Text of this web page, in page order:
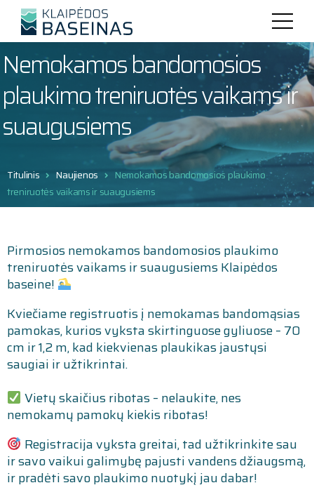
Nemokamos bandomosios
plaukimo treniruotės vaikams ir
suaugusiems
Titulinis Naujienos
Nemokamos bandomosios plaukimo
treniruotės vaikams ir suaugusiems
Pirmosios nemokamos bandomosios plaukimo
treniruotės vaikams ir suaugusiems Klaipėdos
baseine!
Kviečiame registruotis į nemokamas bandomąsias
pamokas, kurios vyksta skirtinguose gyliuose – 70
cm ir 1,2 m, kad kiekvienas plaukikas jaustųsi
saugiai ir užtikrintai.
Vietų skaičius ribotas – nelaukite, nes
nemokamų pamokų kiekis ribotas!
Registracija vyksta greitai, tad užtikrinkite sau
ir savo vaikui galimybę pajusti vandens džiaugsmą,
ir pradėti savo plaukimo nuotykį jau dabar!